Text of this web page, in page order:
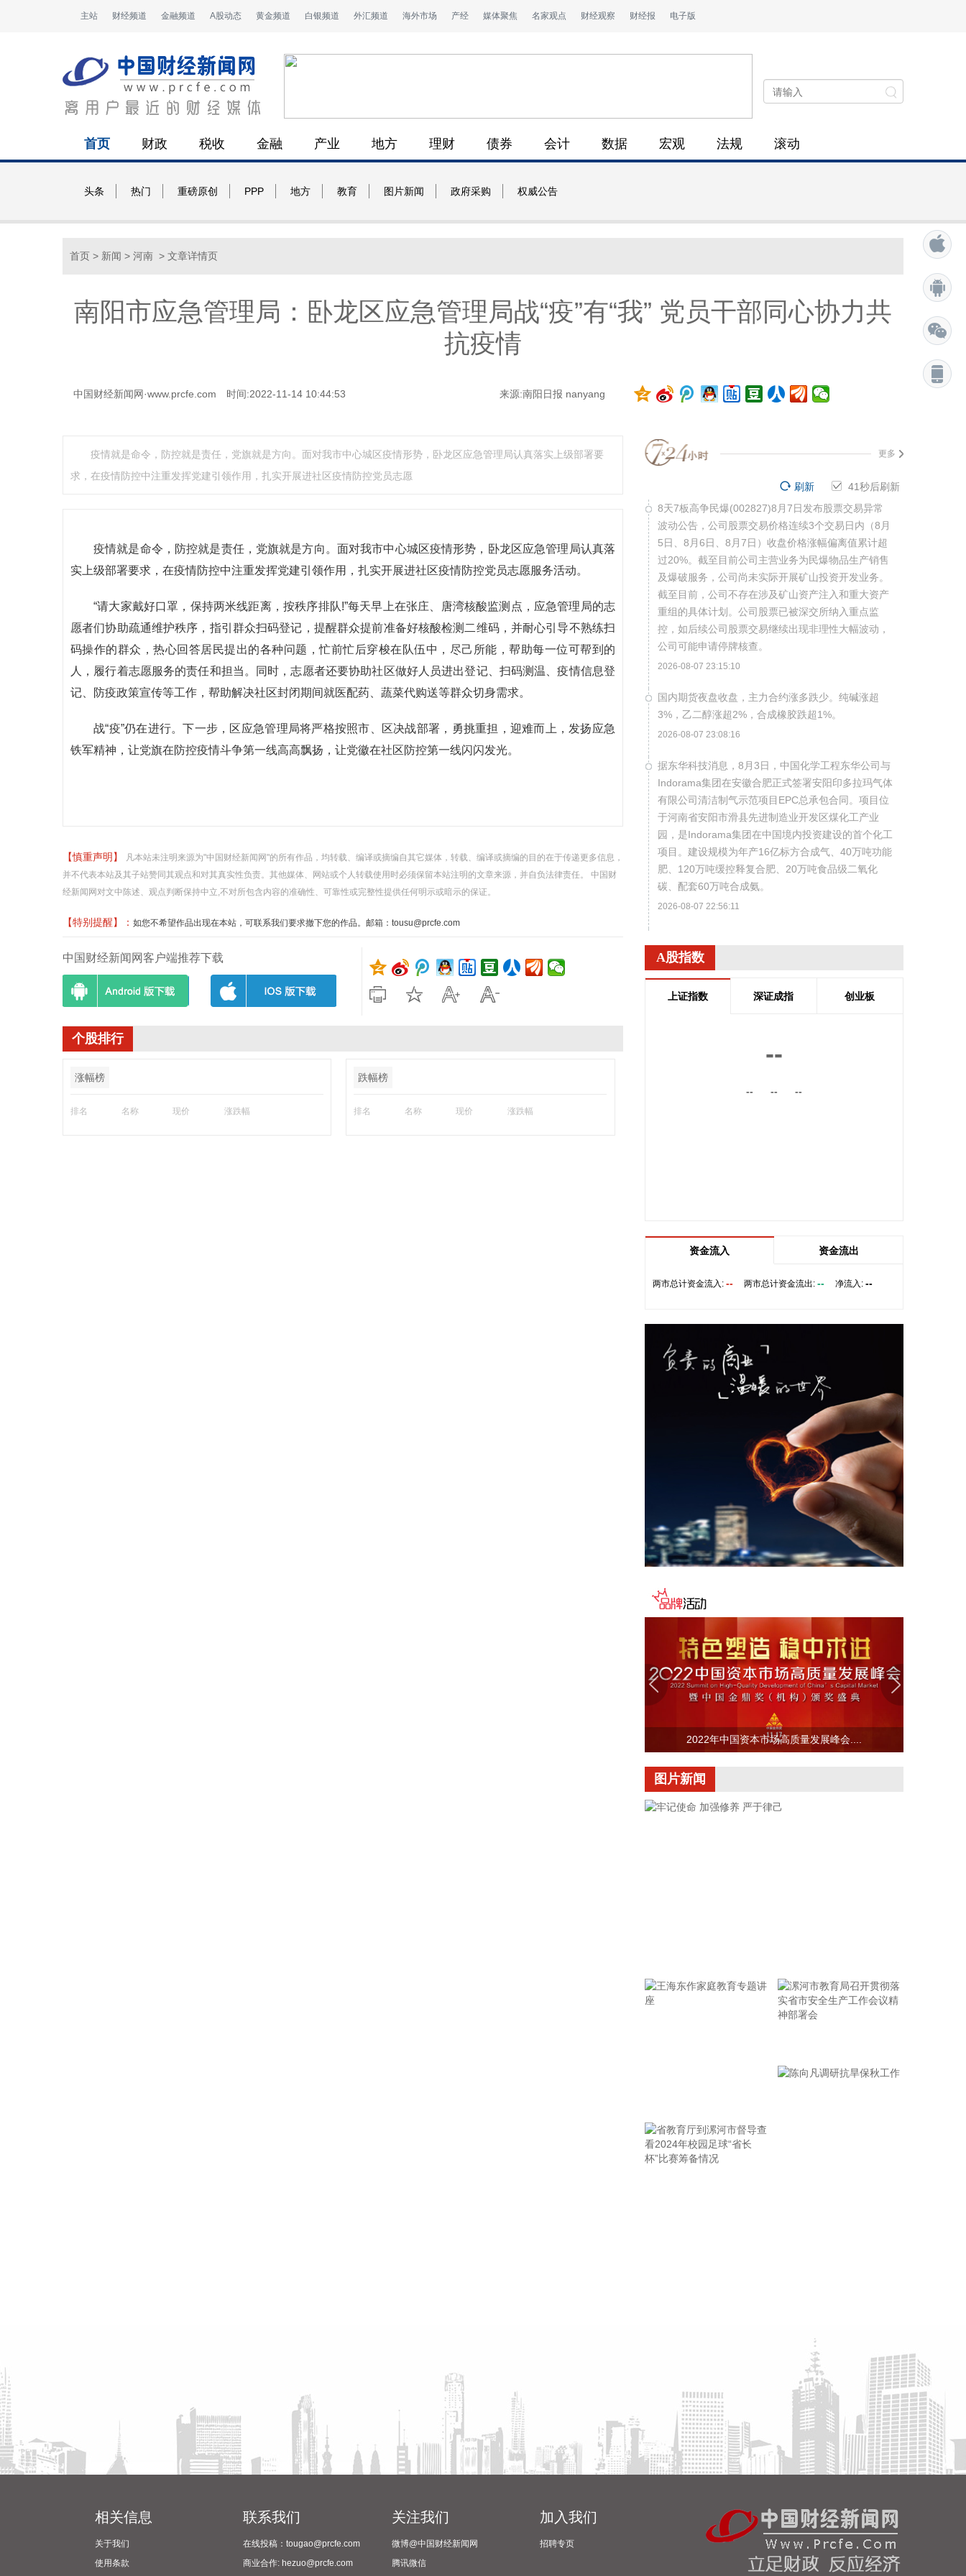
主站 财经频道 金融频道 A股动态 黄金频道 白银频道 外汇频道 海外市场 产经 媒体聚焦 名家观点 财经观察 财经报 电子版
首页 财政 税收 金融 产业 地方 理财 债券 会计 数据 宏观 法规 滚动
头条 热门 重磅原创 PPP 地方 教育 图片新闻 政府采购 权威公告
首页 > 新闻 > 河南 > 文章详情页
南阳市应急管理局：卧龙区应急管理局战“疫”有“我” 党员干部同心协力共
抗疫情
中国财经新闻网·www.prcfe.com 时间:2022-11-14 10:44:53 来源:南阳日报 nanyang
疫情就是命令，防控就是责任，党旗就是方向。面对我市中心城区疫情形势，卧龙区应急管理局认真落实上级部署要
求，在疫情防控中注重发挥党建引领作用，扎实开展进社区疫情防控党员志愿
疫情就是命令，防控就是责任，党旗就是方向。面对我市中心城区疫情形势，卧龙区应急管理局认真落
实上级部署要求，在疫情防控中注重发挥党建引领作用，扎实开展进社区疫情防控党员志愿服务活动。
“请大家戴好口罩，保持两米线距离，按秩序排队!”每天早上在张庄、唐湾核酸监测点，应急管理局的志
愿者们协助疏通维护秩序，指引群众扫码登记，提醒群众提前准备好核酸检测二维码，并耐心引导不熟练扫
码操作的群众，热心回答居民提出的各种问题，忙前忙后穿梭在队伍中，尽己所能，帮助每一位可帮到的
人，履行着志愿服务的责任和担当。同时，志愿者还要协助社区做好人员进出登记、扫码测温、疫情信息登
记、防疫政策宣传等工作，帮助解决社区封闭期间就医配药、蔬菜代购送等群众切身需求。
战“疫”仍在进行。下一步，区应急管理局将严格按照市、区决战部署，勇挑重担，迎难而上，发扬应急
铁军精神，让党旗在防控疫情斗争第一线高高飘扬，让党徽在社区防控第一线闪闪发光。
【慎重声明】
凡本站未注明来源为"中国财经新闻网"的所有作品，均转载、编译或摘编自其它媒体，转载、编译或摘编的目的在于传递更多信息，
并不代表本站及其子站赞同其观点和对其真实性负责。其他媒体、网站或个人转载使用时必须保留本站注明的文章来源，并自负法律责任。 中国财
经新闻网对文中陈述、观点判断保持中立,不对所包含内容的准确性、可靠性或完整性提供任何明示或暗示的保证。
【特别提醒】： 如您不希望作品出现在本站，可联系我们要求撤下您的作品。邮箱：tousu@prcfe.com
中国财经新闻网客户端推荐下载
个股排行
涨幅榜
排名 名称 现价 涨跌幅
跌幅榜
排名 名称 现价 涨跌幅
更多
40秒后刷新
刷新
8天7板高争民爆(002827)8月7日发布股票交易异常
波动公告，公司股票交易价格连续3个交易日内（8月
5日、8月6日、8月7日）收盘价格涨幅偏离值累计超
过20%。截至目前公司主营业务为民爆物品生产销售
及爆破服务，公司尚未实际开展矿山投资开发业务。
截至目前，公司不存在涉及矿山资产注入和重大资产
重组的具体计划。公司股票已被深交所纳入重点监
控，如后续公司股票交易继续出现非理性大幅波动，
公司可能申请停牌核查。
2026-08-07 23:15:10
国内期货夜盘收盘，主力合约涨多跌少。纯碱涨超
3%，乙二醇涨超2%，合成橡胶跌超1%。
2026-08-07 23:08:16
据东华科技消息，8月3日，中国化学工程东华公司与
Indorama集团在安徽合肥正式签署安阳印多拉玛气体
有限公司清洁制气示范项目EPC总承包合同。项目位
于河南省安阳市滑县先进制造业开发区煤化工产业
园，是Indorama集团在中国境内投资建设的首个化工
项目。建设规模为年产16亿标方合成气、40万吨功能
肥、120万吨缓控释复合肥、20万吨食品级二氧化
碳、配套60万吨合成氨。
2026-08-07 22:56:11
800MPa级增强成形性稀土热轧汽车结构用钢。该产
品采用“稀土净化钢质+纳米析出强化”复合技术，兼具
高强度、高塑性与优异的扩孔性能，可适用于商用车
产能共计5吨，其中可用于磷化铟生产的高纯三甲基
质量发展。省长刘小明主持会议。 京东集团、抖音集
海南跨境电商公共服务中心等跨境电商平台企业和服
态、建立长效流量机制、加强品牌宣传推广等提出意
见建议。 刘小明表示，希望政企同心合力，构建亲清
政商关系，搭建常态化政企沟通机制，以政府的精准
施策、企业的灵活创新，共建海南跨境电商出海产业
基地、自贸港跨境电商一站式服务平台，推动政策红
利和市场活力深度耦合，使海南在全球跨境电商版图
8月7日下午，国家防总副总指挥、水利部部长李国英
主持专题会商，视频连线水利部长江、黄河、淮河、
海河、珠江、松辽、太湖等流域管理机构，分析研判
今年第13号台风“白海豚”发展态势及影响，系统安排
做好六个方面重点工作。一要强化监测预报预警。二
要突出抓好山洪灾害防御。三要确保水利工程安全度
好城市外洪内涝防御。六要确保重要基础设施安全。
2026-08-07 22:14:22
美股存储股走低，美光科技跌超2%，SK海力士跌超
5%，闪迪跌超3%，西部数据跌超5%，希捷科技跌超
9%。
冠盛股份7月投资者关系活动记录表披露，冠盛东驰
度，国网温州供电公司提前搭建10千伏临时线路协助
议，双方将充分发挥各自优势，强化资源共享、优势
互补，加快培育新质生产力，着力打造一批可复制、
可推广的示范应用场景，为智慧绿色港口建设注入强
雨带发展旺盛，对上海市的影响呈现“风长雨强”的特
点。 台风“白海豚”登陆后深入内陆的走向还存在较大
不确定性，受到东西两环副热带高压的影响，后期如
知提出，适度提高住房公积金最高贷款额度。购房家
庭中1人为公积金缴存人的，购买首套住房公积金贷
款最高贷款额度为120万元，二套住房公积金贷款最
高额度为100万元；夫妻双方均为缴存人的，购买首
套住房公积金贷款最高贷款额度为240万元，二套住
房公积金贷款最高额度为200万元。符合以下条件
的，最高贷款额度可进一步上浮： 1.城六区户籍居民
家庭，在城六区外购买首套住房的，最高可上浮20万
庭购买住房的，可上浮40万元。 同时符合多项条件
的，最高贷款额度可叠加上浮，购房家庭中1人为公
积金缴存人的，最高上浮60万元；夫妻双方均为缴存
人的，最高上浮100万元。实际贷款额度依据购房家
A股指数
上证指数 深证成指 创业板
--
-- -- --
资金流入 资金流出
两市总计资金流入: -- 两市总计资金流出: -- 净流入: --
2022年中国资本市场高质量发展峰会....
图片新闻
座
实省市安全生产工作会议
相关信息
关于我们
使用条款
联系我们
在线投稿：tougao@prcfe.com
商业合作: hezuo@prcfe.com
关注我们
微博@中国财经新闻网
腾讯微信
加入我们
招聘专页